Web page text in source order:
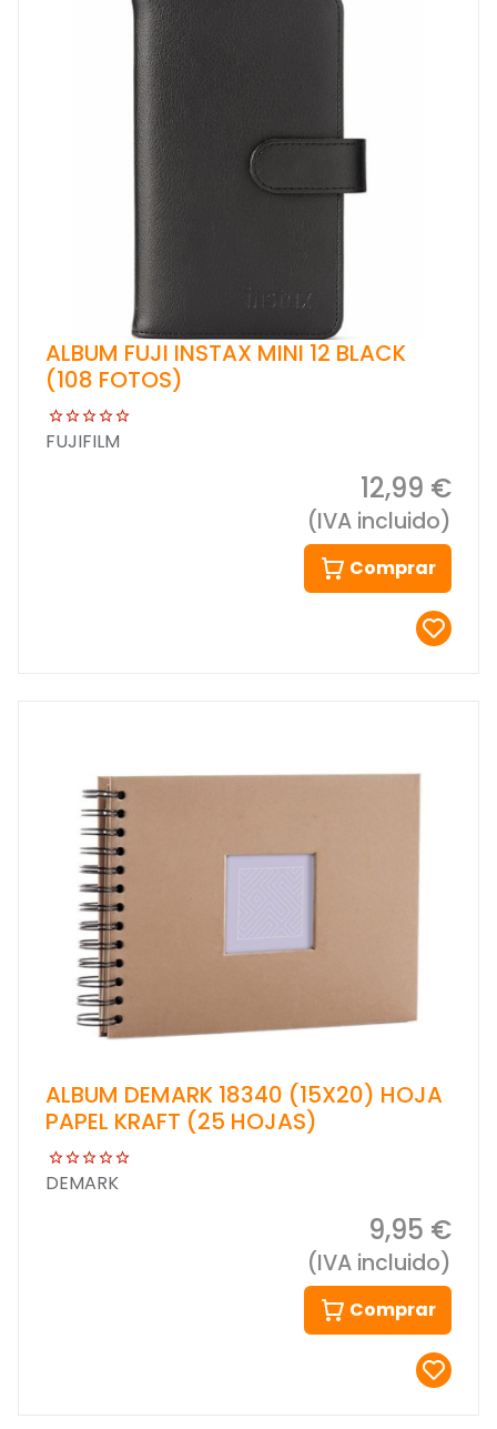
ALBUM FUJI INSTAX MINI 12 BLACK
(108 FOTOS)
FUJIFILM
12,99 €
(IVA incluido)
Comprar
ALBUM DEMARK 18340 (15X20) HOJA
PAPEL KRAFT (25 HOJAS)
DEMARK
9,95 €
(IVA incluido)
Comprar